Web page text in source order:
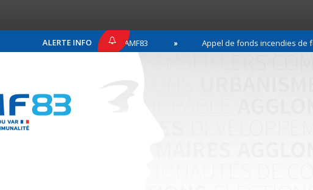
ALERTE INFO
COMMUNIQUÉ DE PRESSE AMF83 Appel de fonds incendies de forêt